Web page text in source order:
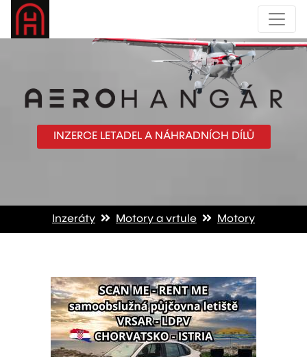
INZERCE LETADEL A NÁHRADNÍCH DÍLŮ
Inzeráty Motory a vrtule Motory